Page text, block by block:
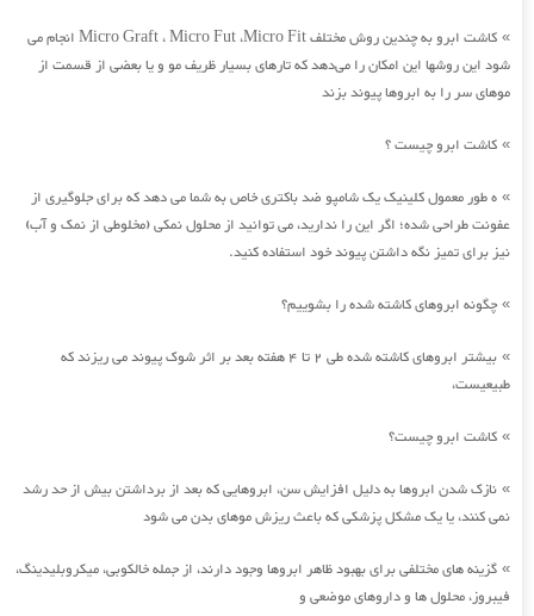
»
کاشت ابرو به چندین روش مختلف Micro Graft ، Micro Fut ،Micro Fit انجام می
شود این روشها این امکان را می‌دهد که تارهای بسیار ظریف مو و یا بعضی از قسمت از
موهای سر را به ابروها پیوند بزند
» کاشت ابرو چیست ؟
» ه طور معمول کلینیک یک شامپو ضد باکتری خاص به شما می دهد که برای جلوگیری از
عفونت طراحی شده؛ اگر این را ندارید، می توانید از محلول نمکی (مخلوطی از نمک و آب)
نیز برای تمیز نگه داشتن پیوند خود استفاده کنید.
» چگونه ابروهای کاشته شده را بشوییم؟
»
بیشتر ابروهای کاشته شده طی 2 تا 4 هفته بعد بر اثر شوک پیوند می ریزند که
طبیعیست،
» کاشت ابرو چیست؟
» نازک شدن ابروها به دلیل افزایش سن، ابروهایی که بعد از برداشتن بیش از حد رشد
نمی کنند، یا یک مشکل پزشکی که باعث ریزش موهای بدن می شود
» گزینه های مختلفی برای بهبود ظاهر ابروها وجود دارند، از جمله خالکوبی، میکروبلیدینگ،
فیبروز، محلول ها و داروهای موضعی و